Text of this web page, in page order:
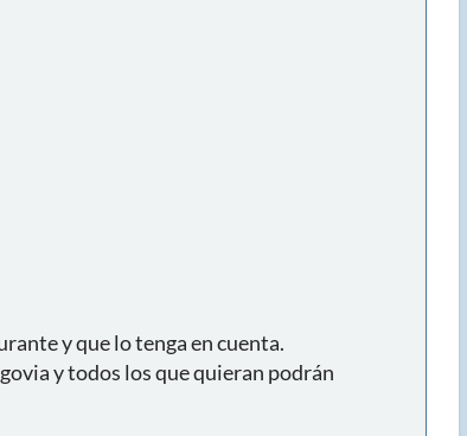
y que lo tenga en cuenta.
y todos los que quieran podrán